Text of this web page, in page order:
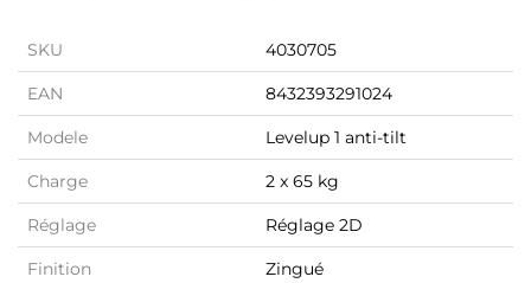
SKU 4030705
EAN 8432393291024
Modele Levelup 1 anti-tilt
Charge 2 x 65 kg
Réglage Réglage 2D
Finition Zingué